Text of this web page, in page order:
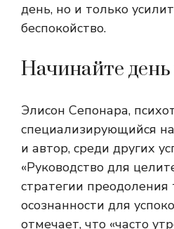
день, но и только
беспокойство.
Начинайте
Элисон Сепонара,
специализирующийся
и автор, среди других
«Руководство для
стратегии преодоления
осознанности для
отмечает, что «часто